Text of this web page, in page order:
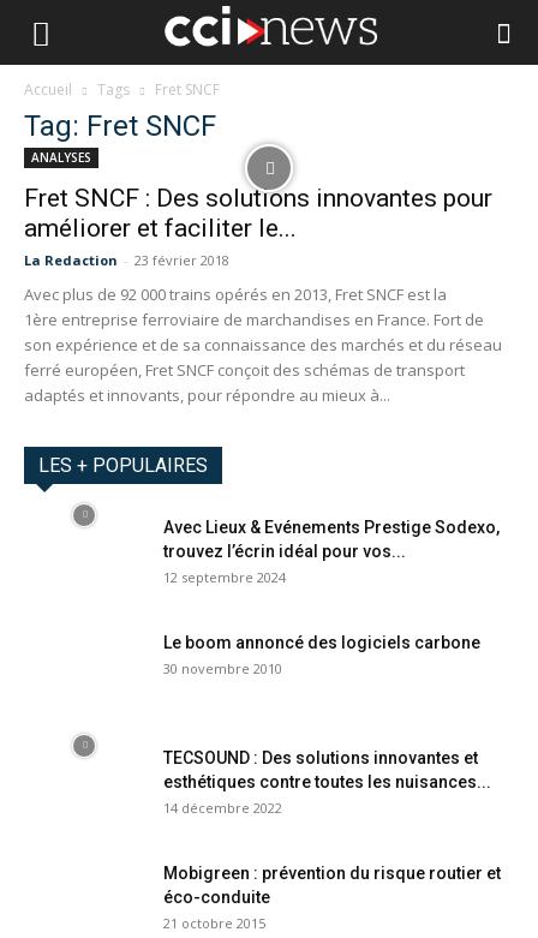
Accueil Tags Fret SNCF
Tag: Fret SNCF
ANALYSES
Fret SNCF : Des solutions innovantes pour
améliorer et faciliter le...
La Redaction - 23 février 2018
Avec plus de 92 000 trains opérés en 2013, Fret SNCF est la
1ère entreprise ferroviaire de marchandises en France. Fort de
son expérience et de sa connaissance des marchés et du réseau
ferré européen, Fret SNCF conçoit des schémas de transport
adaptés et innovants, pour répondre au mieux à...
LES + POPULAIRES
Avec Lieux & Evénements Prestige Sodexo,
trouvez l’écrin idéal pour vos...
12 septembre 2024
Le boom annoncé des logiciels carbone
30 novembre 2010
TECSOUND : Des solutions innovantes et
esthétiques contre toutes les nuisances...
14 décembre 2022
Mobigreen : prévention du risque routier et
éco-conduite
21 octobre 2015